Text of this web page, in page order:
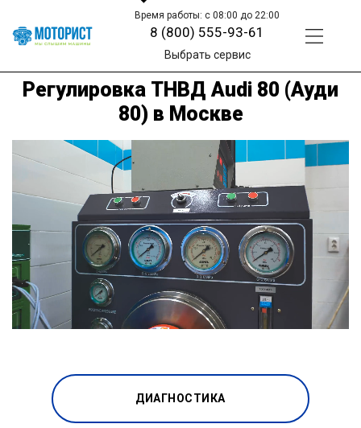
Время работы: с 08:00 до 22:00
8 (800) 555-93-61
Выбрать сервис
Регулировка ТНВД Audi 80 (Ауди
80) в Москве
ДИАГНОСТИКА